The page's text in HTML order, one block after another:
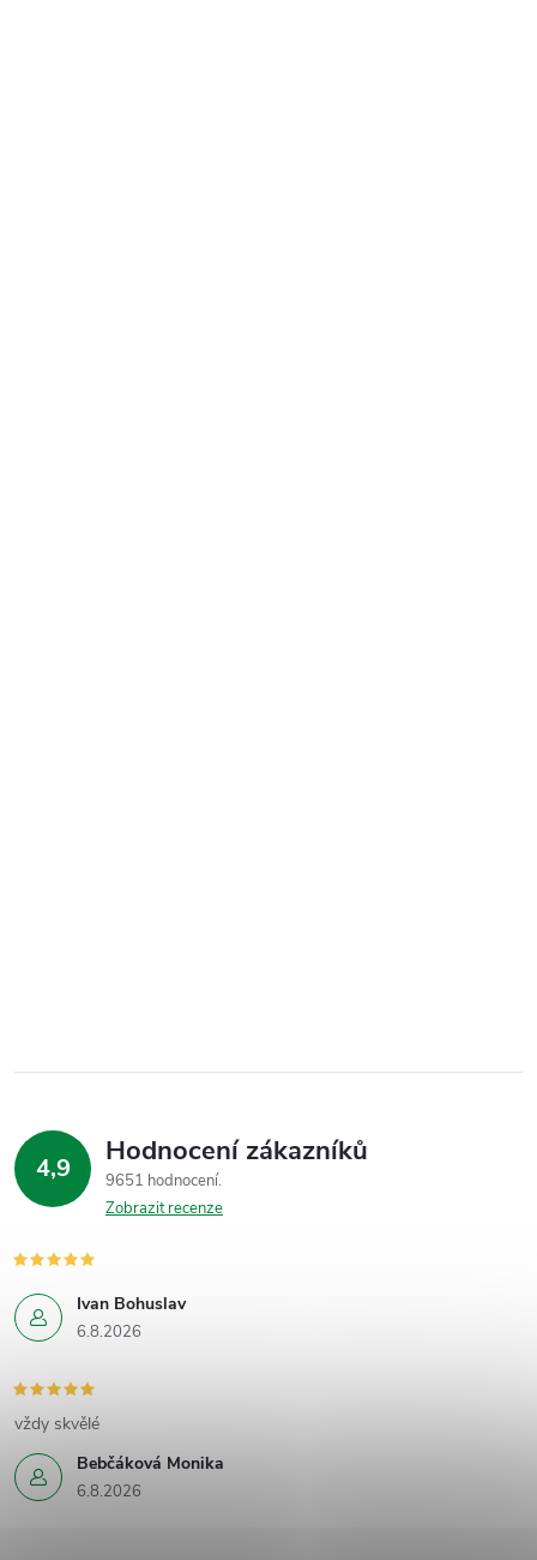
4,9 Hodnocení zákazníků
9651 hodnocení
Zobrazit recenze
Ivan Bohuslav
6.8.2026
Bebčáková Monika
6.8.2026
vždy skvělé